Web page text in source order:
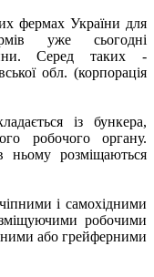
фермах України для
уже сьогодні
Серед таких -
обл. (корпорація
із бункера,
робочого органу.
ньому розміщаються
і самохідними
робочими
або грейферними